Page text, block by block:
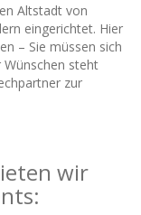
Altstadt von
eingerichtet. Hier
– Sie müssen sich
steht
zur
wir